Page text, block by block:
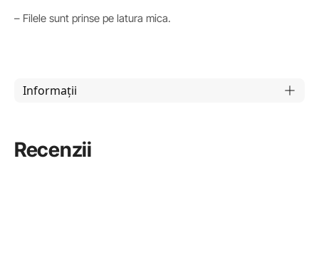
– Filele sunt prinse pe latura mica.
Informații
Recenzii